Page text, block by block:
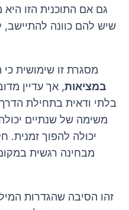
גם אם התוכנית הזו היא
שיש להם כוונה להתיישב,
מסגרת זו שימושית כי
במציאות, אך עדיין
בלתי ודאית בתחילת
משימה של שנתיים
יכולה להפוך זמנית.
מבחינה רגשית
זהו הסיבה שהגדרות